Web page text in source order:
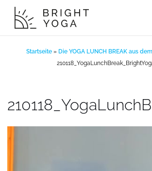
Inhalt
springen
Startseite» Die YOGA LUNCH BREAK aus